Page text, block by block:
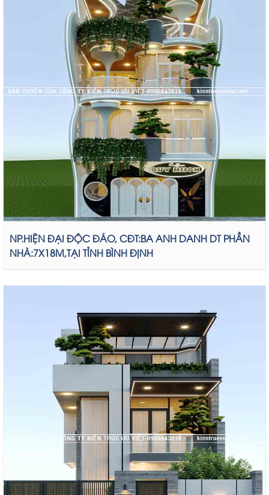
NP.HIỆN ĐẠI ĐỘC ĐÁO, CĐT:BA ANH DANH DT PHẦN
NHÀ:7X18M,TẠI TỈNH BÌNH ĐỊNH